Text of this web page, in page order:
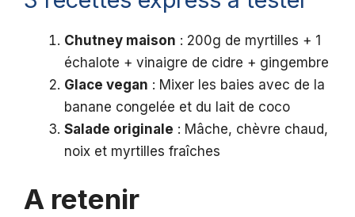
Chutney maison : 200g de myrtilles + 1
échalote + vinaigre de cidre + gingembre
Glace vegan : Mixer les baies avec de la
banane congelée et du lait de coco
Salade originale : Mâche, chèvre chaud,
noix et myrtilles fraîches
A retenir